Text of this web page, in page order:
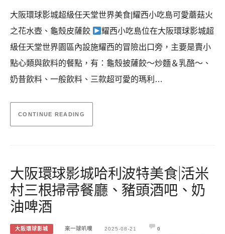
大阪環球影城超級任天堂世界美食|耀西小吃島可愛蘑菇火
之花水壺、龜殼皮薩餃
耀西小吃島位在大阪環球影城超
級任天堂世界園區內設施耀西的冒險出口旁，主要是賣小
點心類與飲料的餐點，有：龜殼披薩餃～炒麵＆乳酪～、
奶昔飲料、一般飲料、三款超可愛的瑪利…
CONTINUE READING
大阪環球影城哈利波特美食|活米
村三根掃帚餐廳、豬頭酒吧、奶
油啤酒
大阪環球影城 來一球叭噗 2025-08-21 0